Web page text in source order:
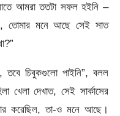
আমরা ততটা সফল হইনি –
তোমার মনে আছে সেই সাত
তবে চিবুকগুলো পাইনি”, বলল
খেলা দেখাত, সেই সার্কাসের
করেছিল, তা-ও মনে আছে।